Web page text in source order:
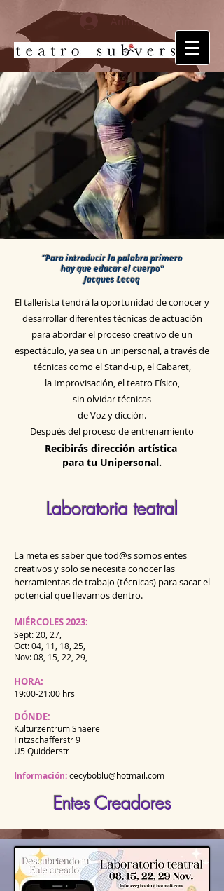
Anmelden
“Para introducir la palabra primero
hay que educar el cuerpo”
Jacques Lecoq
El tallerista tendrá la oportunidad de conocer y
desarrollar diferentes técnicas de actuación
para abordar el proceso creativo de un
espectáculo, ya sea un unipersonal, a través de
técnicas como el Stand-up, el Cabaret,
la Improvisación, el teatro Físico,
sin olvidar técnicas
de Voz y dicción.
Después del proceso de entrenamiento
Recibirás dirección artística
para tu Unipersonal.
Laboratoria teatral
La meta es saber que tod@s somos entes
creativos y solo se necesita conocer las
herramientas de trabajo (técnicas) para sacar el
potencial que llevamos dentro.
MIÉRCOLES2023:
Sept: 20, 27,
Oct: 04, 11, 18, 25,
Nov: 08, 15, 22, 29,
HORA:
19:00-21:00 hrs
DÓNDE:
Kulturzentrum Shaere
Fritzschäfferstr 9
U5 Quidderstr
Información:cecyboblu@hotmail.com
Entes Creadores